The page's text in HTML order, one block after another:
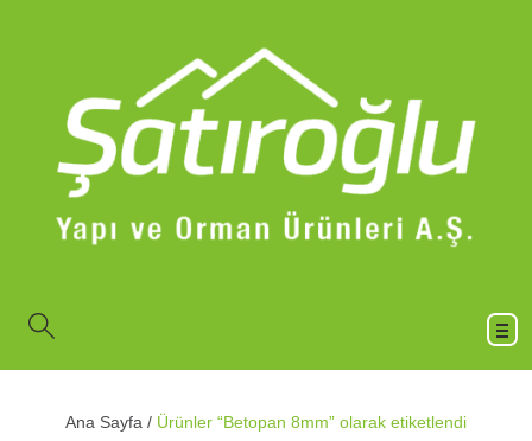
Ana Sayfa / Ürünler “Betopan 8mm” olarak etiketlendi